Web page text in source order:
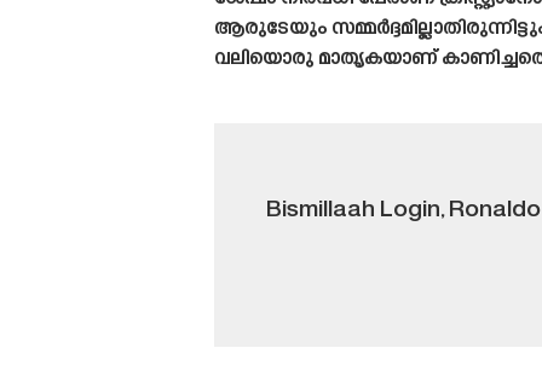
ആരുടേയും
വലിയൊരു മാതൃകയാണ്
Bismillaah Login,